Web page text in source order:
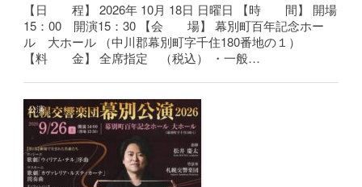
【日 程】 2026年 10月 18日 日曜日 【時 間】 開場
15：00 開演15：30 【会 場】 幕別町百年記念ホー
ル 大ホール （中川郡幕別町字千住180番地の１）
【料 金】 全席指定 （税込） ・一般…
公演